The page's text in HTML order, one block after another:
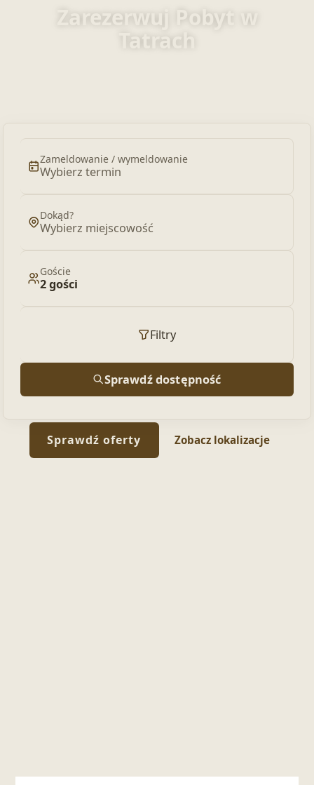
Zarezerwuj Pobyt w
Tatrach
Dokąd?
Wybierz miejscowość
Zameldowanie / wymeldowanie
Wybierz termin
Goście
2 gości
Filtry
Sprawdź dostępność
Sprawdź oferty Zobacz lokalizacje